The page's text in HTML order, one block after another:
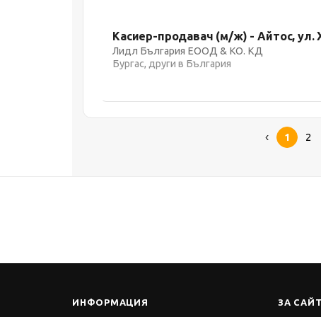
Касиер-продавач (м/ж) - Айтос,
Лидл България ЕООД & КО. КД
Бургас, други в България
1 2
Работа
Събития
За нас
Услуги и